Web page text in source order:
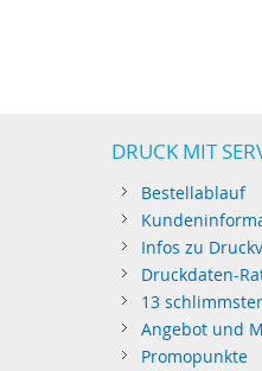
DRUCK MIT
Bestellablauf
Infos zu
Druckdaten-
13
Angebot und
Promopunkte